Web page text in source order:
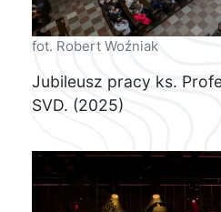
fot. Robert Woźniak
Jubileusz pracy ks.
SVD. (2025)